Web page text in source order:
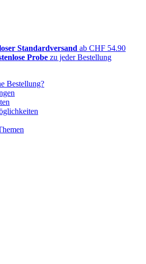
Standardversand ab CHF 54.90
Probe zu jeder Bestellung
Bestellung?